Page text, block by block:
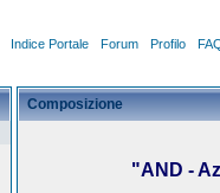
Indice Portale Forum Profilo
Composizione
"AND -